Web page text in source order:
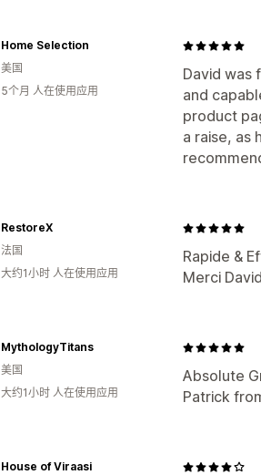
David was
and
product
a raise, as
Home Selection
美国
5个月 人在使用应用
Rapide &
Merci
RestoreX
法国
大约1小时 人在使用应用
Absolute
Patrick
MythologyTitans
美国
大约1小时 人在使用应用
House of Viraasi